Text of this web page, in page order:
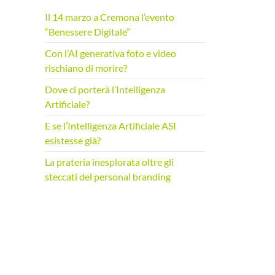
c
a
p
e
r
:
Il 14 marzo a Cremona l’evento
“Benessere Digitale”
Con l’AI generativa foto e video
rischiano di morire?
Dove ci porterà l’Intelligenza
Artificiale?
E se l’Intelligenza Artificiale ASI
esistesse già?
La prateria inesplorata oltre gli
steccati del personal branding